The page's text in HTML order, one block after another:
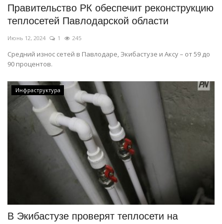
Правительство РК обеспечит реконструкцию
теплосетей Павлодарской области
Июнь 12, 2024 1 245
Средний износ сетей в Павлодаре, Экибастузе и Аксу – от 59 до
90 процентов.
Инфраструктура
В Экибастузе проверят теплосети на